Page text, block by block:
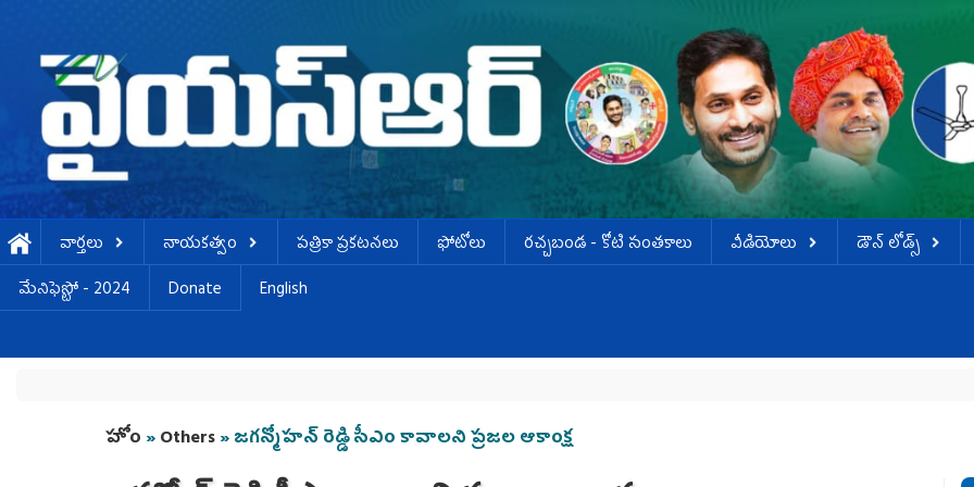
వార్తలు నాయకత్వం పత్రికా ప్రకటనలు ఫోటోలు ర‌చ్చ‌బండ‌ - కోటి సంత‌కాలు వీడియోలు డౌన్ లోడ్స్
మేనిఫెస్టో - 2024
Donate English
You are here
హోం »Others» జగన్మోహన్ రెడ్డి సీఎం కావాలని ప్రజల ఆకాంక్ష